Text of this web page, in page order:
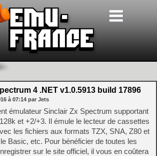
4 .NET v1.0.5913 build 17896
à 07:14 par Jets
émulateur Sinclair Zx Spectrum supportant
et +2/+3. Il émule le lecteur de cassettes
les fichiers aux formats TZX, SNA, Z80 et
Basic, etc. Pour bénéficier de toutes les
sur le site officiel, il vous en coûtera